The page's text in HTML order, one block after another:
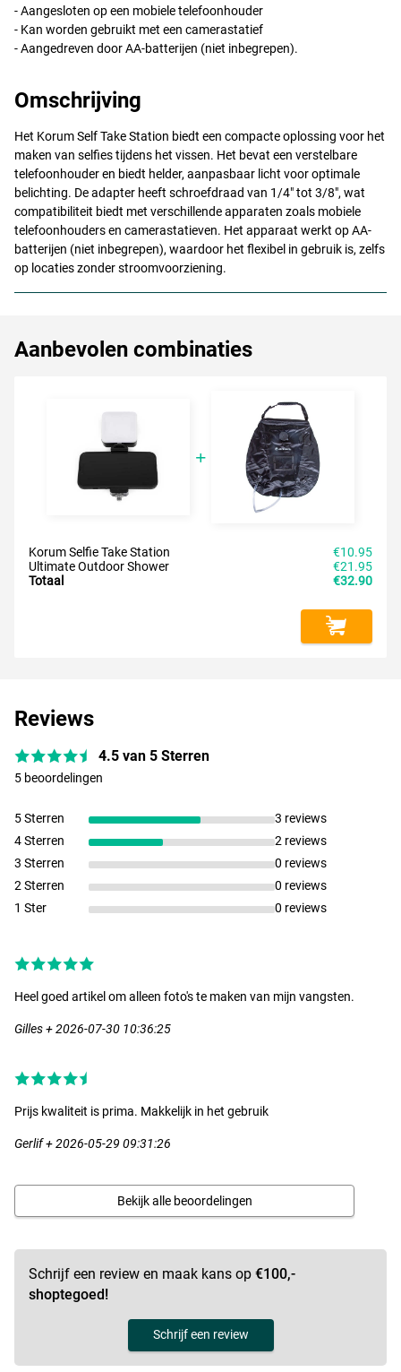
- Aangesloten op een mobiele telefoonhouder
- Kan worden gebruikt met een camerastatief
- Aangedreven door AA-batterijen (niet inbegrepen).
Omschrijving
Het Korum Self Take Station biedt een compacte oplossing voor het
maken van selfies tijdens het vissen. Het bevat een verstelbare
telefoonhouder en biedt helder, aanpasbaar licht voor optimale
belichting. De adapter heeft schroefdraad van 1/4" tot 3/8", wat
compatibiliteit biedt met verschillende apparaten zoals mobiele
telefoonhouders en camerastatieven. Het apparaat werkt op AA-
batterijen (niet inbegrepen), waardoor het flexibel in gebruik is, zelfs
op locaties zonder stroomvoorziening.
Aanbevolen combinaties
Korum Selfie Take Station
€10.95
Ultimate Outdoor Shower
€21.95
Totaal
€32.90
Reviews
4.5 van 5 Sterren
5 beoordelingen
5 Sterren
3 reviews
4 Sterren
2 reviews
3 Sterren
0 reviews
2 Sterren
0 reviews
1 Ster
0 reviews
Heel goed artikel om alleen foto's te maken van mijn vangsten.
Gilles + 2026-07-30 10:36:25
Prijs kwaliteit is prima. Makkelijk in het gebruik
Gerlif + 2026-05-29 09:31:26
Bekijk alle beoordelingen
Schrijf een review en maak kans op €100,-
shoptegoed!
Schrijf een review